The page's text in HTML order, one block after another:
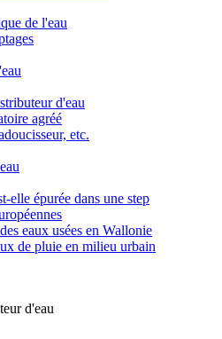
de l'eau
d'eau
agréé
etc.
elle épurée dans une step
eaux usées en Wallonie
de pluie en milieu urbain
d'eau